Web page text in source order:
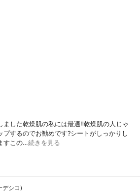
ました乾燥肌の私には最適‼️乾燥肌の人じゃ
するのでお勧めです?シートがしっかりし
すこの…続きを見る
デシコ)